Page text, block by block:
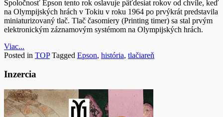
Spoločnosť Epson tento rok oslavuje päťdesiat rokov od chvíle, keď
na Olympijských hrách v Tokiu v roku 1964 po prvýkrát predstavila
miniaturizovaný tlač. Tlač časomiery (Printing timer) sa stal prvým
elektronickým záznamovým systémom na Olympijských hrách.
Viac...
Posted in TOP Tagged Epson, história, tlačiareň
Inzercia